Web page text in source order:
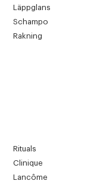
Läppglans
Schampo
Rakning
Rituals
Clinique
Lancôme